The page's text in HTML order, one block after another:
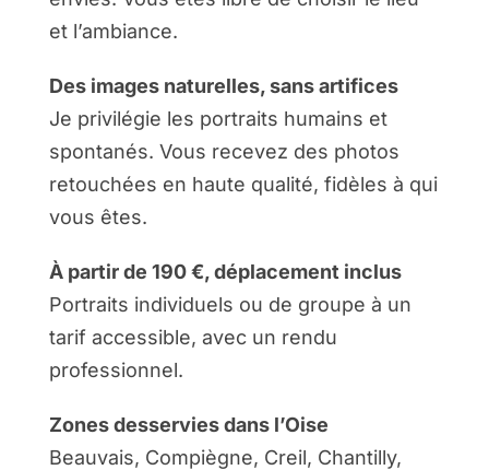
et l’ambiance.
Des images naturelles, sans artifices
Je privilégie les portraits humains et
spontanés. Vous recevez des photos
retouchées en haute qualité, fidèles à qui
vous êtes.
À partir de 190 €, déplacement inclus
Portraits individuels ou de groupe à un
tarif accessible, avec un rendu
professionnel.
Zones desservies dans l’Oise
Beauvais, Compiègne, Creil, Chantilly,